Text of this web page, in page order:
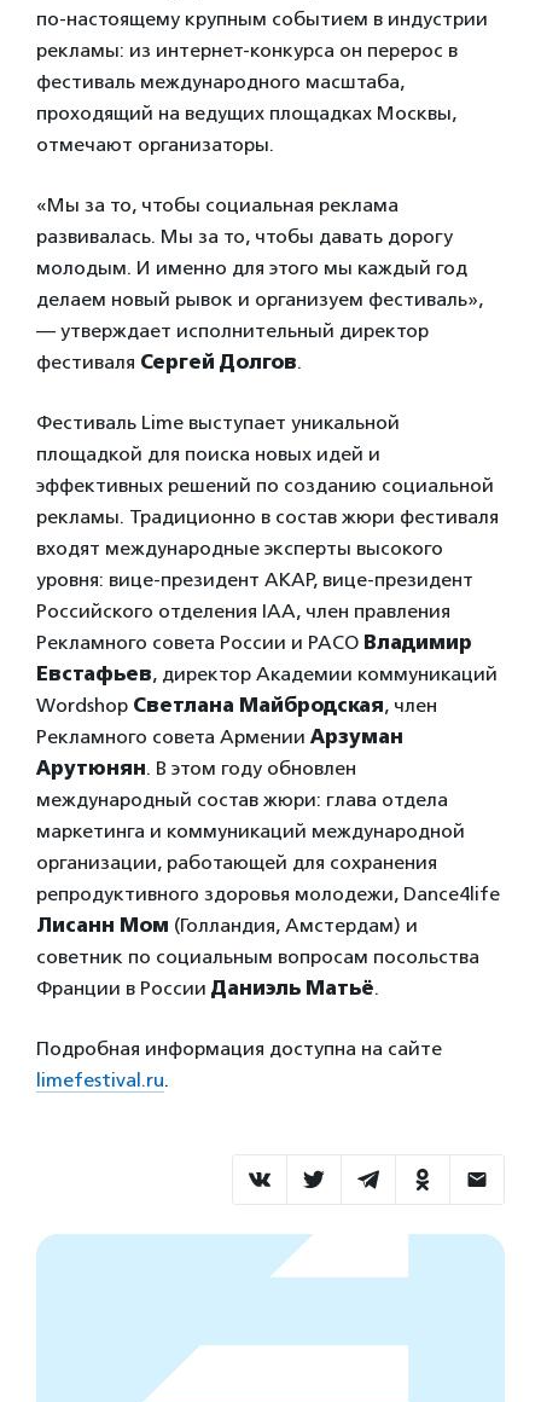
по-настоящему крупным событием в индустрии
рекламы: из интернет-конкурса он перерос в
фестиваль международного масштаба,
проходящий на ведущих площадках Москвы,
отмечают организаторы.
«Мы за то, чтобы социальная реклама
развивалась. Мы за то, чтобы давать дорогу
молодым. И именно для этого мы каждый год
делаем новый рывок и организуем фестиваль»,
— утверждает исполнительный директор
фестиваля Сергей Долгов.
Фестиваль Lime выступает уникальной
площадкой для поиска новых идей и
эффективных решений по созданию социальной
рекламы. Традиционно в состав жюри фестиваля
входят международные эксперты высокого
уровня: вице-президент АКАР, вице-президент
Российского отделения IAA, член правления
Рекламного совета России и РАСО Владимир
Евстафьев, директор Академии коммуникаций
Wordshop Светлана Майбродская, член
Рекламного совета Армении Арзуман
Арутюнян. В этом году обновлен
международный состав жюри: глава отдела
маркетинга и коммуникаций международной
организации, работающей для сохранения
репродуктивного здоровья молодежи, Dance4life
Лисанн Мом (Голландия, Амстердам) и
советник по социальным вопросам посольства
Франции в России Даниэль Матьё.
Подробная информация доступна на сайте
limefestival.ru.